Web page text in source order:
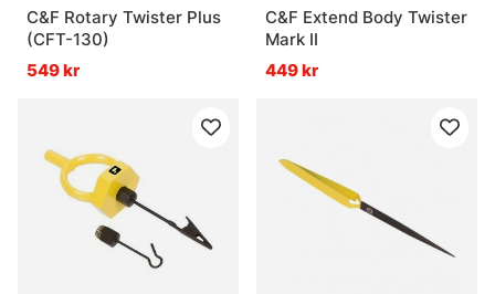
C&F Rotary Twister Plus
(CFT-130)
549 kr
C&F Extend Body Twister
Mark II
449 kr